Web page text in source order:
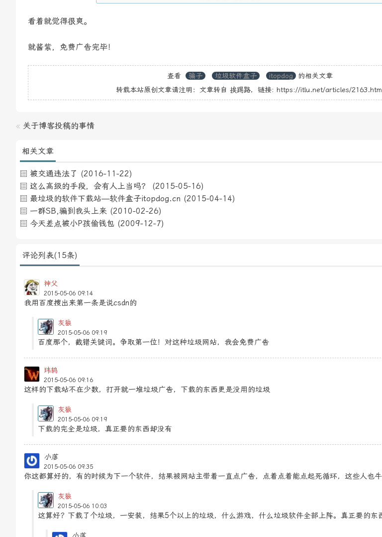
看着就觉得很爽。
就酱紫，免费广告完毕！
查看 骗子 垃圾软件盒子 itopdog
的相关文章
转载本站原创文章请注明：文章转自 挨踢路，链接: https://itlu.net/articles/
« 关于博客投稿的事情
相关文章
被交通违法了 (2016-11-22)
这么高级的手段，会有人上当吗？
(2015-05-16)
最垃圾的软件下载站—软件盒子itopdog.cn (2015-04-14)
一群SB,骗到我头上来 (2010-02-26)
今天差点被小P孩偷钱包 (2009-12-7)
评论列表(15条)
神父
2015-05-06 09:14
我用百度搜出来第一条是说csdn的
灰狼
2015-05-06 09:19
百度那个，截错关键词。争取第一位！对这种垃圾网站，我会免费广告
玮鸫
2015-05-06 09:16
这样的下载站不在少数，打开就一堆垃圾广告，下载的东西更是没用的垃圾
灰狼
2015-05-06 09:19
下载的完全是垃圾，真正要的东西却没有
小落
2015-05-06 09:35
你这都算好的，有的时候为下一个软件，结果被网站主带着一直点广告，点着点着能点起死循环，这些人也
灰狼
2015-05-06 10:03
这算好？下载了个垃圾，一安装，结果5个以上的垃圾，什么游戏，什么垃圾软件全部上阵。真正要的东
小落